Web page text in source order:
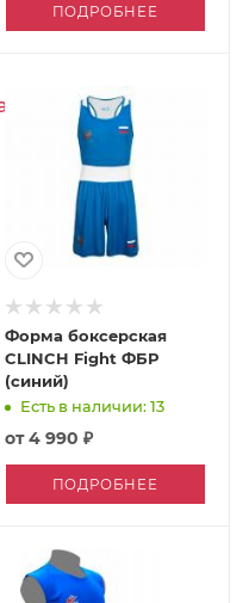
ПОДРОБНЕЕ
Форма боксерская
CLINCH Fight ФБР
(синий)
Есть в наличии: 13
от4 990 ₽
ПОДРОБНЕЕ